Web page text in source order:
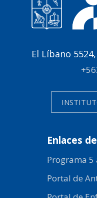
El Líbano
Enlaces
Programa 5
Portal de